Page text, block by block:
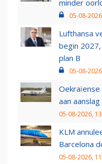
minder
05-08-
Lufthansa
begin
plan B
05-08-
aan
05-08-2026,
KLM
Barcelona
05-08-2026,